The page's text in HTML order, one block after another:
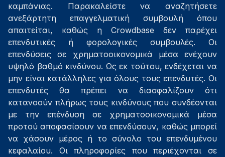
καμπάνιας. Παρακαλείστε να αναζητήσετε
ανεξάρτητη επαγγελματική συμβουλή όπου
απαιτείται, καθώς η Crowdbase δεν παρέχει
επενδυτικές ή φορολογικές συμβουλές. Οι
επενδύσεις σε χρηματοοικονομικά μέσα ενέχουν
υψηλό βαθμό κινδύνου. Ως εκ τούτου, ενδέχεται να
μην είναι κατάλληλες για όλους τους επενδυτές. Οι
επενδυτές θα πρέπει να διασφαλίζουν ότι
κατανοούν πλήρως τους κινδύνους που συνδέονται
με την επένδυση σε χρηματοοικονομικά μέσα
προτού αποφασίσουν να επενδύσουν, καθώς μπορεί
να χάσουν μέρος ή το σύνολο του επενδυμένου
κεφαλαίου. Οι πληροφορίες που περιέχονται σε